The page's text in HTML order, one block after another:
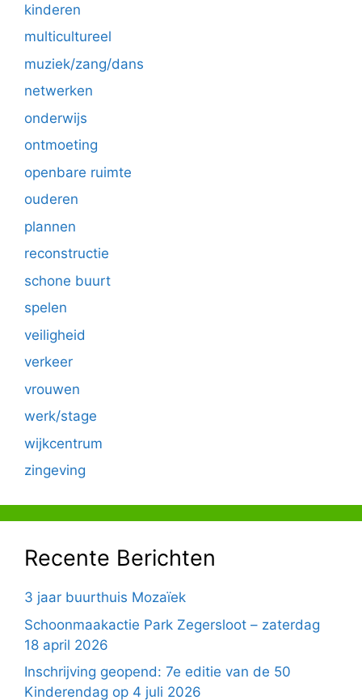
kinderen
multicultureel
muziek/zang/dans
netwerken
onderwijs
ontmoeting
openbare ruimte
ouderen
plannen
reconstructie
schone buurt
spelen
veiligheid
verkeer
vrouwen
werk/stage
wijkcentrum
zingeving
Recente Berichten
3 jaar buurthuis Mozaïek
Schoonmaakactie Park Zegersloot – zaterdag
18 april 2026
Inschrijving geopend: 7e editie van de 50
Kinderendag op 4 juli 2026